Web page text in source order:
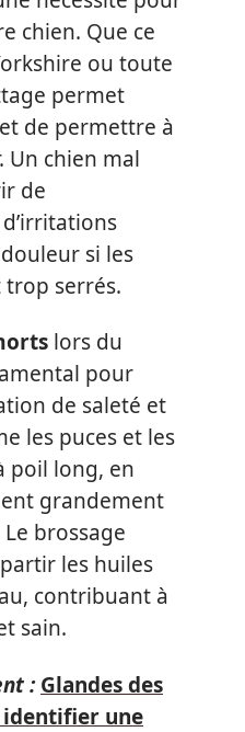
chien. Que ce
ou toute
permet
de permettre à
Un chien mal
de
si les
serrés.
lors du
pour
de saleté et
les puces et les
poil long, en
grandement
brossage
les huiles
contribuant à
sain.
: Glandes des
identifier une